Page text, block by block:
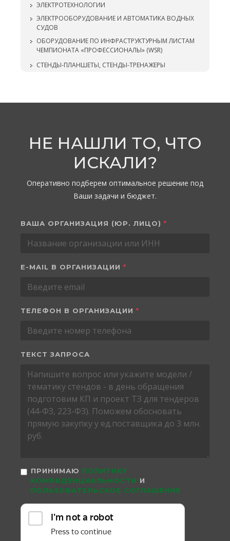
ЭЛЕКТРОТЕХНОЛОГИИ
ЭЛЕКТРООБОРУДОВАНИЕ И АВТОМАТИКА ВОДНЫХ
СУДОВ
ОБОРУДОВАНИЕ ПО ИНФРАСТРУКТУРНЫМ ЛИСТАМ
ЧЕМПИОНАТА «ПРОФЕССИОНАЛЫ» (WSR)
СТЕНДЫ-ПЛАНШЕТЫ, СТЕНДЫ-ТРЕНАЖЕРЫ
НЕ НАШЛИ ТО, ЧТО
ИСКАЛИ?
Оперативно подберем оптимальное решение под
Ваши задачи и бюджет.
ВАША ОРГАНИЗАЦИЯ (ЮР. ЛИЦО) *
E-MAIL В ОРГАНИЗАЦИИ *
ТЕЛЕФОН В ОРГАНИЗАЦИИ *
ТЕКСТ ЗАПРОСА
ПРИНИМАЮ ПОЛИТИКУ
КОНФИДЕНЦИАЛЬНОСТИ И
ПОЛЬЗОВАТЕЛЬСКОЕ СОГЛАШЕНИЕ